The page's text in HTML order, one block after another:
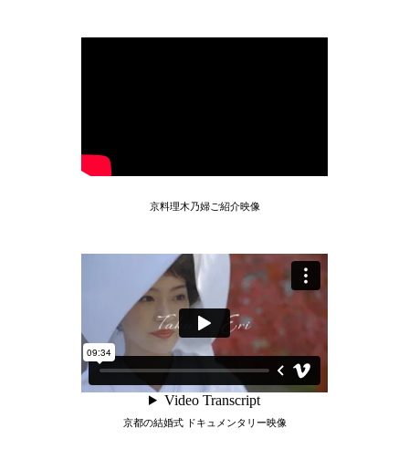
京料理木乃婦ご紹介映像
京都の結婚式 ドキュメンタリー映像